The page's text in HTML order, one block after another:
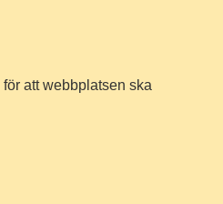
att webbplatsen ska